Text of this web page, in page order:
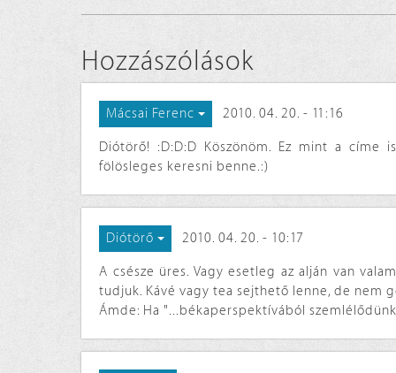
Hozzászólások
Mácsai Ferenc 2010. 04. 20. - 11:16
Diótörő! :D:D:D Köszönöm. Ez mint a címe
fölösleges keresni benne.:)
Diótörő 2010. 04. 20. - 10:17
A csésze üres. Vagy esetleg az alján van
tudjuk. Kávé vagy tea sejthető lenne, de nem
Ámde: Ha "...békaperspektívából